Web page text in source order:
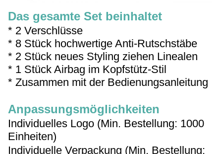
Das gesamte Set beinhaltet
* 2 Verschlüsse
* 8 Stück hochwertige Anti-Rutschstäbe
* 2 Stück neues Styling ziehen Linealen
* 1 Stück Airbag im Kopfstütz-Stil
* Zusammen mit der Bedienungsanleitung
Anpassungsmöglichkeiten
Individuelles Logo (Min. Bestellung: 1000
Einheiten)
Individuelle Verpackung (Min. Bestellung: